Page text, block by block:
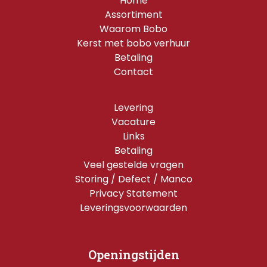
Assortiment
Waarom Bobo
Kerst met bobo verhuur
Betaling
Contact
Levering
Vacature
Links
Betaling
Veel gestelde vragen
Storing / Defect / Manco
Privacy Statement
Leveringsvoorwaarden
Openingstijden